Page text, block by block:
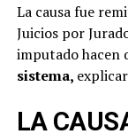
La causa fue
Juicios por
imputado hacen
sistema,
LA